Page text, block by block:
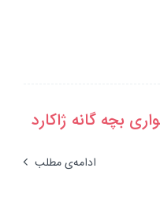
بچه گانه ژاکارد
ادامه‌ی مطلب